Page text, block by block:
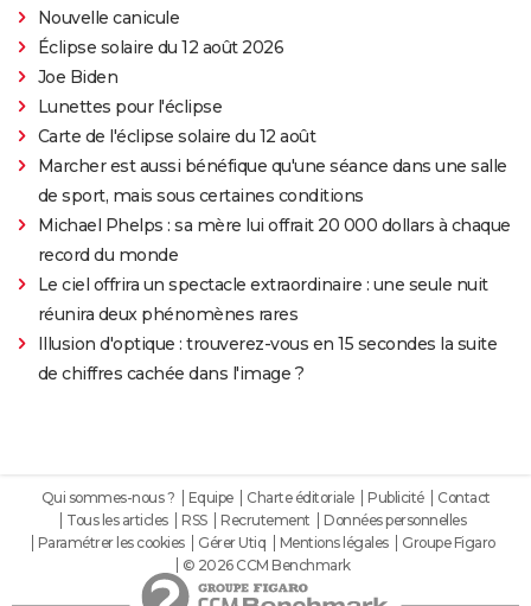
Nouvelle canicule
Éclipse solaire du 12 août 2026
Joe Biden
Lunettes pour l'éclipse
Carte de l'éclipse solaire du 12 août
Marcher est aussi bénéfique qu'une séance dans une salle
de sport, mais sous certaines conditions
Michael Phelps : sa mère lui offrait 20 000 dollars à chaque
record du monde
Le ciel offrira un spectacle extraordinaire : une seule nuit
réunira deux phénomènes rares
Illusion d'optique : trouverez-vous en 15 secondes la suite
de chiffres cachée dans l'image ?
Qui sommes-nous ? Equipe Charte éditoriale Publicité
Contact
Tous les articles
RSS Recrutement
Données personnelles
Paramétrer les cookies
Gérer Utiq Mentions légales
Groupe Figaro
© 2026 CCM Benchmark